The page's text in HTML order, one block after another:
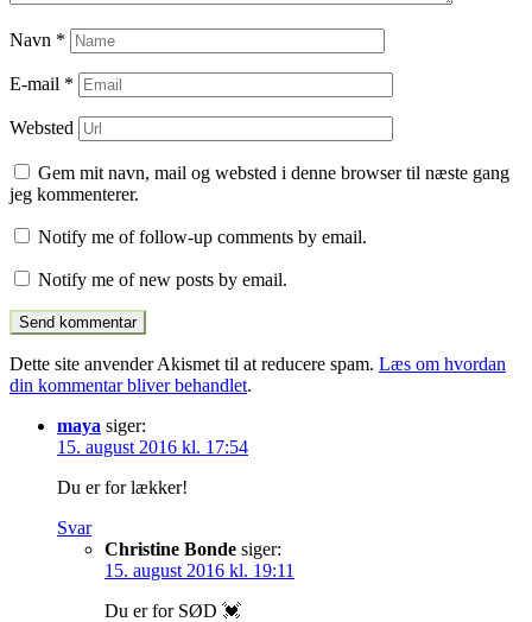
Navn *
E-mail *
Websted
Gem mit navn, mail og websted i denne browser til næste gang
jeg kommenterer.
Notify me of follow-up comments by email.
Notify me of new posts by email.
Dette site anvender Akismet til at reducere spam. Læs om hvordan
din kommentar bliver behandlet.
maya siger:
15. august 2016 kl. 17:54
Du er for lækker!
Svar
Christine Bonde siger:
15. august 2016 kl. 19:11
Du er for SØD 💓